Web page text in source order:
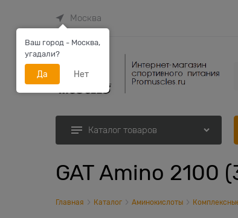
Москва
Каталог товаров
GAT Amino 2100
Главная Каталог Аминокислоты
Ваш город - Москва,
угадали?
Да Нет